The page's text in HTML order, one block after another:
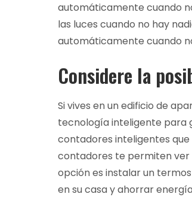
automáticamente cuando
las luces cuando no hay
automáticamente cuando
Considere la
Si vives en un edificio de
tecnología inteligente para
contadores inteligentes
contadores te permiten ver
opción es instalar un
en su casa y ahorrar